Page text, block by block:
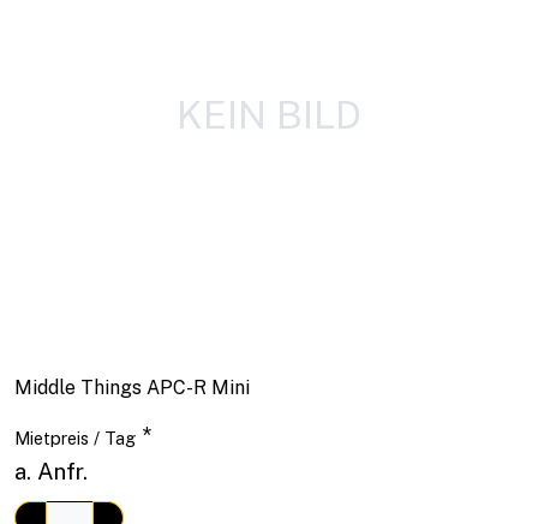
KEIN BILD
Middle Things APC-R Mini
Mietpreis / Tag *
a. Anfr.